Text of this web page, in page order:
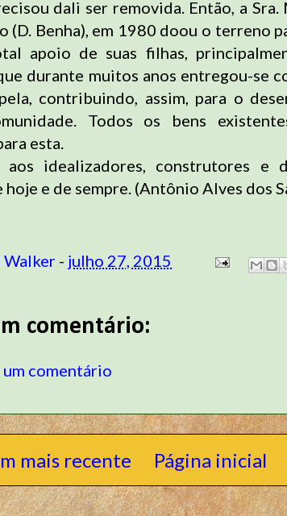
dali ser removida. Então, a Sra.
(D. Benha), em 1980 doou o terreno
apoio de suas filhas,
durante muitos anos entregou-se
contribuindo, assim, para o
Todos os bens
esta.
aos idealizadores, construtores e
hoje e de sempre. (Antônio Alves dos
Walker - julho 27, 2015
comentário:
um comentário
mais recente Página inicial